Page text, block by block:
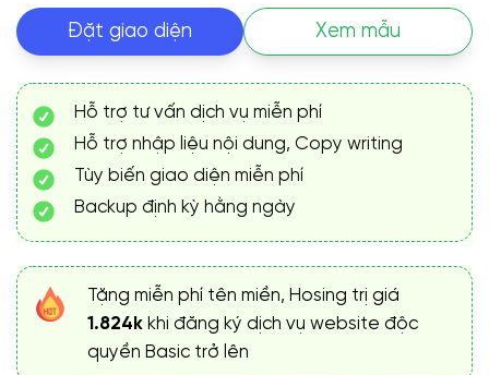
Đặt giao diện Xem mẫu
Hỗ trợ tư vấn dịch vụ miễn phí
Hỗ trợ nhập liệu nội dung, Copy writing
Tùy biến giao diện miễn phí
Backup định kỳ hằng ngày
Tặng miễn phí tên miền, Hosing trị giá
1.824k khi đăng ký dịch vụ website độc
quyền Basic trở lên